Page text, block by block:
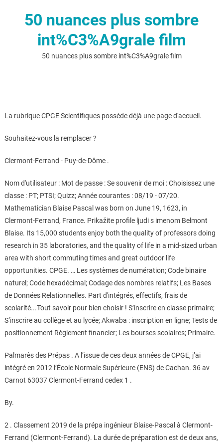
50 nuances plus sombre
int%C3%A9grale film
50 nuances plus sombre int%C3%A9grale film
La rubrique CPGE Scientifiques possède déjà une page d'accueil.
Souhaitez-vous la remplacer ?
Clermont-Ferrand - Puy-de-Dôme .
Nom d'utilisateur : Mot de passe : Se souvenir de moi : Choisissez une
classe : PT; PTSI; Quizz; Année courantes : 08/19 - 07/20.
Mathematician Blaise Pascal was born on June 19, 1623, in
Clermont-Ferrand, France. Prikažite profile ljudi s imenom Belmont
Blaise. Its 15,000 students enjoy both the quality of professors doing
research in 35 laboratories, and the quality of life in a mid-sized urban
area with short commuting times and great outdoor life
opportunities. CPGE. … Les systèmes de numération; Code binaire
naturel; Code hexadécimal; Codage des nombres relatifs; Les Bases
de Données Relationnelles. Part d'intégrés, effectifs, frais de
scolarité...Tout savoir pour bien choisir ! S’inscrire en classe primaire;
S’inscrire au collège et au lycée; Akwaba : inscription en ligne; Tests de
positionnement Règlement financier; Les bourses scolaires; Primaire.
Palmarès des Prépas . A l’issue de ces deux années de CPGE, j’ai
intégré en 2012 l’École Normale Supérieure (ENS) de Cachan. 36 av
Carnot 63037 Clermont-Ferrand cedex 1 .
By.
2 . Classement 2019 de la prépa ingénieur Blaise-Pascal à Clermont-
Ferrand (Clermont-Ferrand). La durée de préparation est de deux ans,